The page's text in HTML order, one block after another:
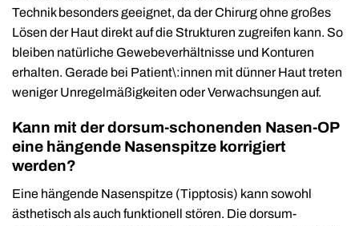
Technik besonders geeignet, da der Chirurg ohne großes
Lösen der Haut direkt auf die Strukturen zugreifen kann. So
bleiben natürliche Gewebeverhältnisse und Konturen
erhalten. Gerade bei Patient\:innen mit dünner Haut treten
weniger Unregelmäßigkeiten oder Verwachsungen auf.
Kann mit der dorsum-schonenden Nasen-OP
eine hängende Nasenspitze korrigiert
werden?
Eine hängende Nasenspitze (Tipptosis) kann sowohl
ästhetisch als auch funktionell stören. Die dorsum-